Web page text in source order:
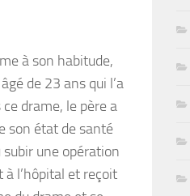
à son habitude,
de 23 ans qui l’a
drame, le père a
son état de santé
subir une opération
l’hôpital et reçoit